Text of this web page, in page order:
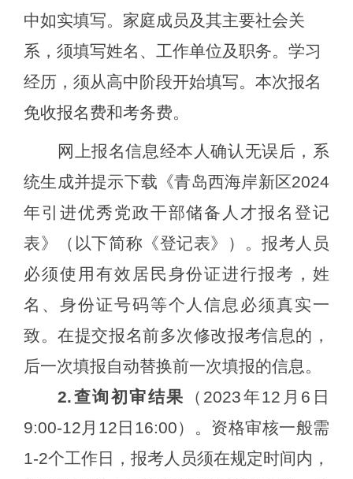
中如实填写。家庭成员及其主要社会关
系，须填写姓名、工作单位及职务。学习
经历，须从高中阶段开始填写。 本次报名
免收报名费和考务费。
网上报名信息经本人确认无误后，系
统生成并提示下载《青岛西海岸新区2024
年引进优秀党政干部储备人才报名登记
表》（ 以下简称《登记表》）。报考人员
必须使用有效居民身份证进行报考，姓
名、身份证号码等个人信息必须真实一
致。在提交报名前多次修改报考信息的，
后一次填报自动替换前一次填报的信息。
2.查询初审结果 （ 2023年12 月 6 日
9:00-12月 12 日 16:00）。资格审核一般需
1-2个工作日，报考人员须在规定时间内，